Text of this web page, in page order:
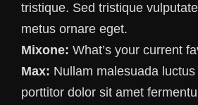
tristique. Sed tristique
metus ornare eget.
Mixone: What’s your current
Max: Nullam malesuada
porttitor dolor sit amet